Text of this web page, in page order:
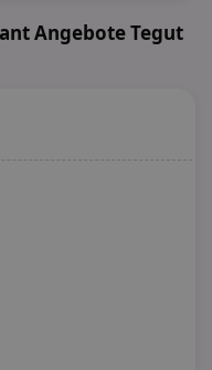
Angebote Tegut